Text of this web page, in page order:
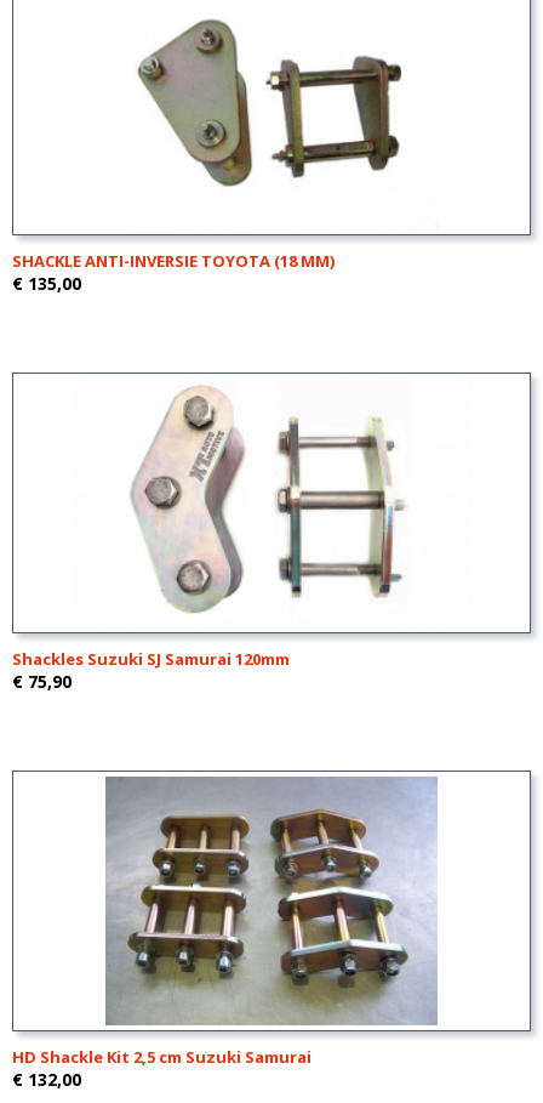
SHACKLE ANTI-INVERSIE TOYOTA (18 MM)
€ 135,00
Shackles Suzuki SJ Samurai 120mm
€ 75,90
HD Shackle Kit 2,5 cm Suzuki Samurai
€ 132,00